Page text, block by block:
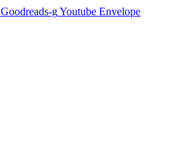
Goodreads-gYoutube Envelope